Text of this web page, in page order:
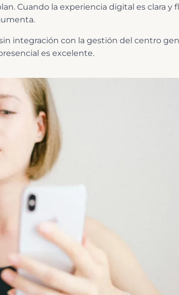
Cuando la experiencia digital es clara y
integración con la gestión del centro
es excelente.